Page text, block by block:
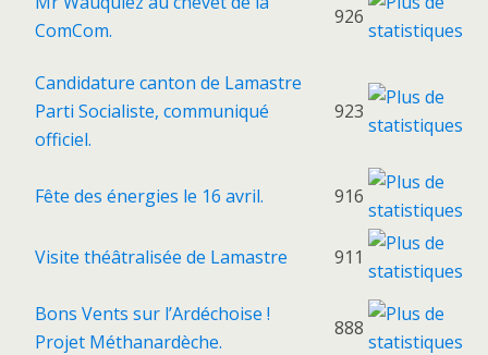
ComCom.
926
Candidature canton de Lamastre
Parti Socialiste, communiqué
officiel.
923
Fête des énergies le 16 avril. 916
Visite théâtralisée de Lamastre 911
Bons Vents sur l’Ardéchoise !
Projet Méthanardèche.
888